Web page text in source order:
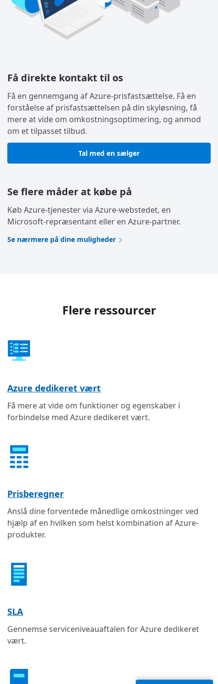
Få direkte kontakt til os
Få en gennemgang af Azure-prisfastsættelse. Få en
forståelse af prisfastsættelsen på din skyløsning, få
mere at vide om omkostningsoptimering, og anmod
om et tilpasset tilbud.
Tal med en sælger
Se flere måder at købe på
Køb Azure-tjenester via Azure-webstedet, en
Microsoft-repræsentant eller en Azure-partner.
Se nærmere på dine muligheder
Flere ressourcer
Azure dedikeret vært
Få mere at vide om funktioner og egenskaber i
forbindelse med Azure dedikeret vært.
Prisberegner
Anslå dine forventede månedlige omkostninger ved
hjælp af en hvilken som helst kombination af Azure-
produkter.
SLA
Gennemse serviceniveauaftalen for Azure dedikeret
vært.